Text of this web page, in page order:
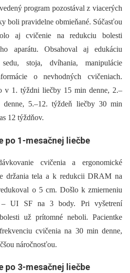
program pozostával z viacerých
boli pravidelne obmieňané. Súčasťou
aj cvičenie na redukciu bolesti
aparátu. Obsahoval aj edukáciu
stoja, dvíhania, manipulácie
o nevhodných cvičeniach.
v 1. týždni liečby 15 min denne, 2.–
5.–12. týždeň liečby 30 min
12 týždňov.
po 1-mesačnej liečbe
cvičenia a ergonomické
držania tela a k redukcii DRAM na
o 5 cm. Došlo k zmierneniu
–⁠ UI SF na 3 body. Pri vyšetrení
už prítomné neboli. Pacientke
cvičenia na 30 min denne,
náročnosťou.
po 3-mesačnej liečbe